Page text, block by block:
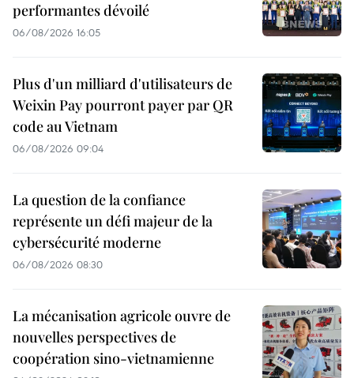
performantes dévoilé
06/08/2026 16:05
Plus d'un milliard d'utilisateurs de
Weixin Pay pourront payer par QR
code au Vietnam
06/08/2026 09:04
La question de la confiance
représente un défi majeur de la
cybersécurité moderne
06/08/2026 08:30
La mécanisation agricole ouvre de
nouvelles perspectives de
coopération sino-vietnamienne